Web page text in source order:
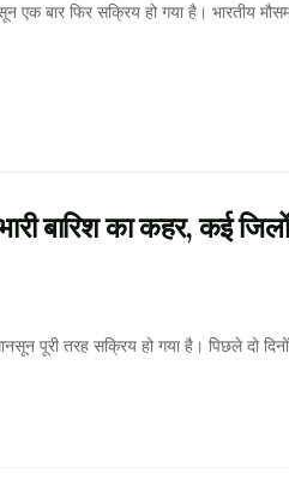
एक बार फिर सक्रिय हो गया है। भारतीय
बारिश का कहर, कई
पूरी तरह सक्रिय हो गया है। पिछले दो दिनों